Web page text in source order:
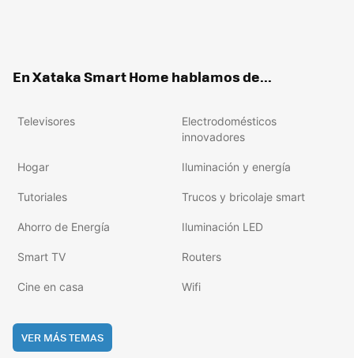
En Xataka Smart Home hablamos de...
Televisores
Electrodomésticos
innovadores
Hogar Iluminación y energía
Tutoriales Trucos y bricolaje smart
Ahorro de Energía Iluminación LED
Smart TV Routers
Cine en casa Wifi
VER MÁS TEMAS